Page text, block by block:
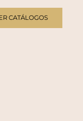
CATÁLOGOS